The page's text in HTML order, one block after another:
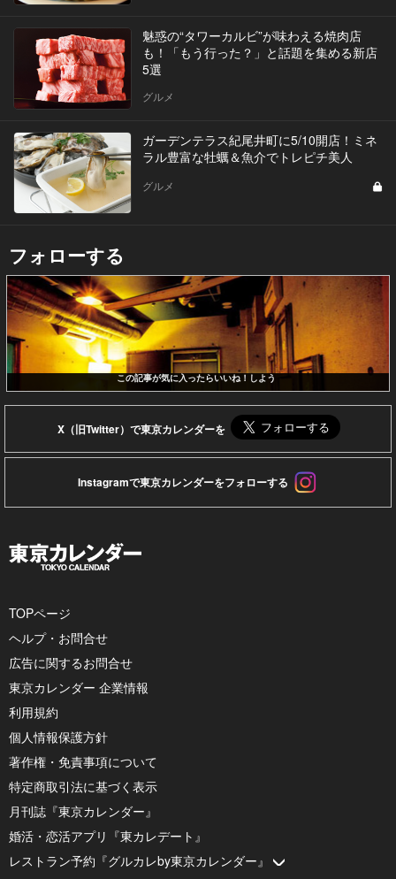
魅惑の“タワーカルビ”が味わえる焼肉店
も！「もう行った？」と話題を集める新店
5選
グルメ
ガーデンテラス紀尾井町に5/10開店！ミネ
ラル豊富な牡蠣＆魚介でトレピチ美人
グルメ
フォローする
この記事が気に入ったらいいね！しよう
X（旧Twitter）で東京カレンダーを
Instagramで東京カレンダーをフォローする
TOPページ
ヘルプ・お問合せ
広告に関するお問合せ
東京カレンダー 企業情報
利用規約
個人情報保護方針
著作権・免責事項について
特定商取引法に基づく表示
月刊誌『東京カレンダー』
婚活・恋活アプリ『東カレデート』
レストラン予約『グルカレby東京カレンダー』